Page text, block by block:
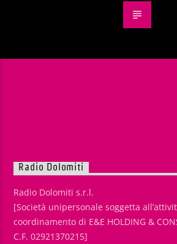
Radio Dolomiti
Radio Dolomiti s.r.l.
[Società unipersonale soggetta
coordinamento di E&E HOLDING &
C.F. 02921370215]